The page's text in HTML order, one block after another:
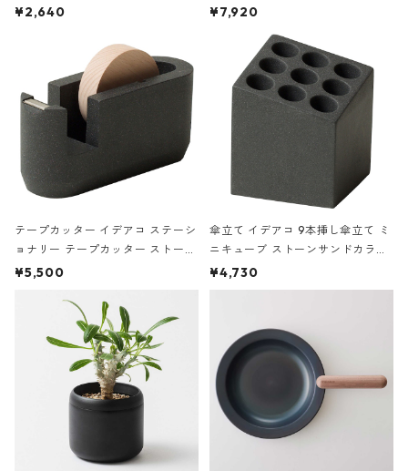
ハードカバー 罫線 ヴァン・ゴッホ
¥2,640
urniture WALL Table B5 ネイビー
¥7,920
テープカッター イデアコ ステーシ
ョナリー テープカッター ストーン
サンドカラー 石調 ideaco Station
¥5,500
傘立て イデアコ 9本挿し傘立て ミ
ニキューブ ストーンサンドカラー
石調 ideaco Umbrella Stand CUB
E ストーンサンドブラック
¥4,730